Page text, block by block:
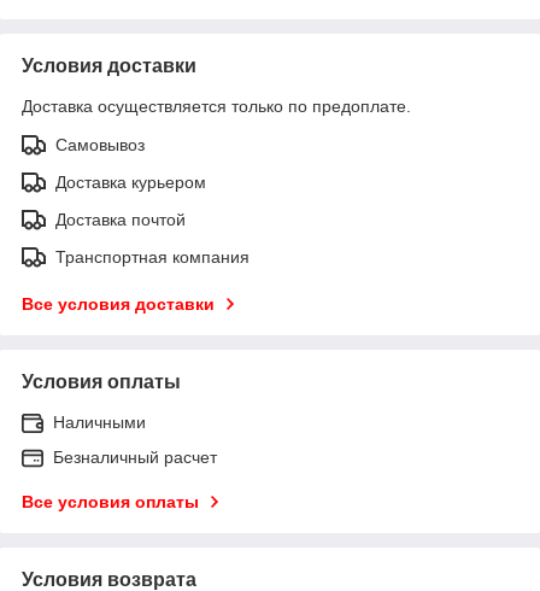
Условия доставки
Доставка осуществляется только по предоплате.
Самовывоз
Доставка курьером
Доставка почтой
Транспортная компания
Все условия доставки
Условия оплаты
Наличными
Безналичный расчет
Все условия оплаты
Условия возврата